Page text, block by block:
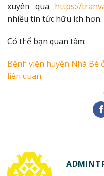
xuyên qua https://
nhiều tin tức hữu ích hơn.
Có thể bạn quan tâm:
Bệnh viện huyện Nhà Bè
liên quan